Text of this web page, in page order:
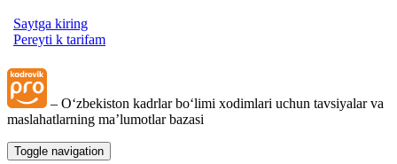
Saytga kiring
Pereyti k tarifam
– Oʻzbekiston kadrlar boʻlimi хodimlari uchun tavsiyalar va
maslahatlarning ma’lumotlar bazasi
Toggle navigation